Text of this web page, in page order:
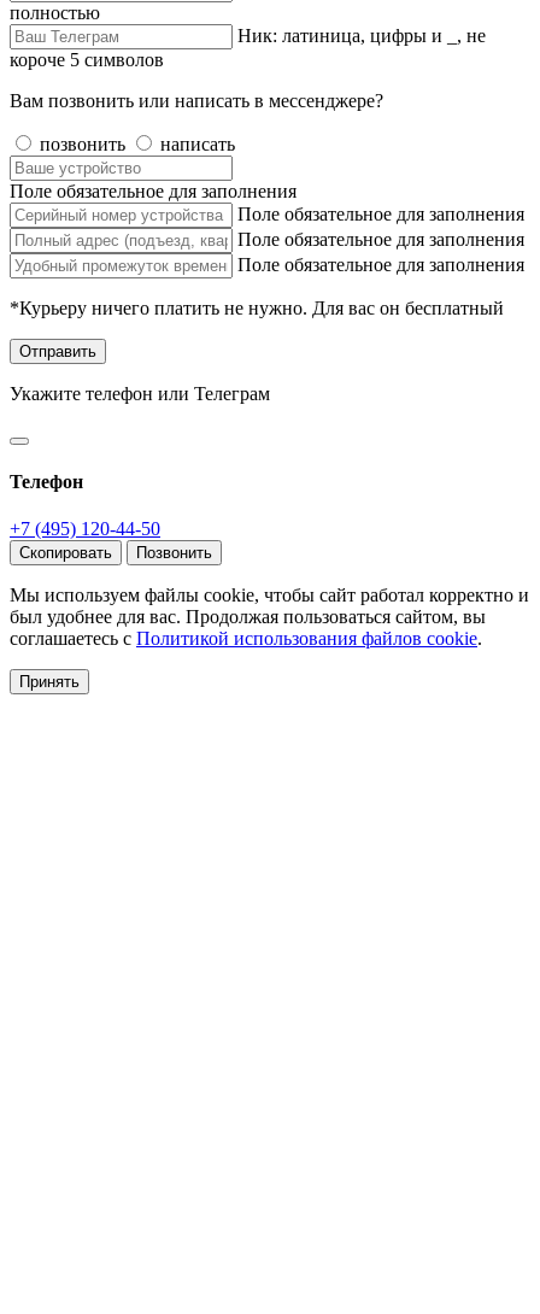
полностью
Ник: латиница, цифры и _, не
короче 5 символов
Вам позвонить или написать в мессенджере?
позвонить написать
Поле обязательное для заполнения
Поле обязательное для заполнения
Поле обязательное для заполнения
Поле обязательное для заполнения
*Курьеру ничего платить не нужно. Для вас он бесплатный
Отправить
Укажите телефон или Телеграм
Телефон
+7 (495) 120-44-50
Скопировать Позвонить
Мы используем файлы cookie, чтобы сайт работал корректно и
был удобнее для вас. Продолжая пользоваться сайтом, вы
соглашаетесь с Политикой использования файлов cookie.
Принять